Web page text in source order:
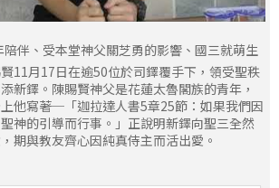
陪伴、受本堂神父關芝勇的影響、國三就萌生
11月17日在逾50位於司鐸覆手下，領受聖秩
新鐸。陳賜賢神父是花蓮太魯閣族的青年，
他寫著─「迦拉達人書5章25節：如果我們因
神的引導而行事。」正說明新鐸向聖三全然
期與教友齊心因純真侍主而活出愛。